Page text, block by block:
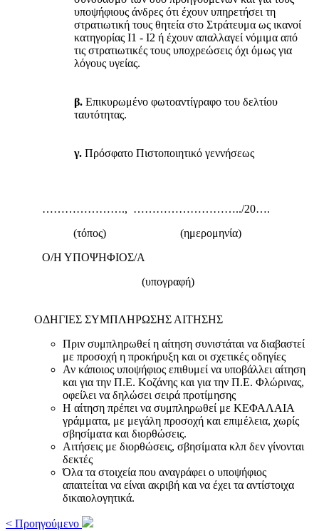
υποψήφιους άνδρες ότι έχουν υπηρετήσει τη
στρατιωτική τους θητεία στο Στράτευμα ως ικανοί
κατηγορίας Ι1 - Ι2 ή έχουν απαλλαγεί νόμιμα από
τις στρατιωτικές τους υποχρεώσεις όχι όμως για
λόγους υγείας.
β. Επικυρωμένο φωτοαντίγραφο του δελτίου
ταυτότητας.
γ. Πρόσφατο Πιστοποιητικό γεννήσεως
…………………., ………………………../20….
(τόπος) (ημερομηνία)
Ο/Η ΥΠΟΨΗΦΙΟΣ/Α
(υπογραφή)
ΟΔΗΓΙΕΣ ΣΥΜΠΛΗΡΩΣΗΣ ΑΙΤΗΣΗΣ
Πριν συμπληρωθεί η αίτηση συνιστάται να διαβαστεί
με προσοχή η προκήρυξη και οι σχετικές οδηγίες
Αν κάποιος υποψήφιος επιθυμεί να υποβάλλει αίτηση
και για την Π.Ε. Κοζάνης και για την Π.Ε. Φλώρινας,
οφείλει να δηλώσει σειρά προτίμησης
Η αίτηση πρέπει να συμπληρωθεί με ΚΕΦΑΛΑΙΑ
γράμματα, με μεγάλη προσοχή και επιμέλεια, χωρίς
σβησίματα και διορθώσεις.
Αιτήσεις με διορθώσεις, σβησίματα κλπ δεν γίνονται
δεκτές
Όλα τα στοιχεία που αναγράφει ο υποψήφιος
απαιτείται να είναι ακριβή και να έχει τα αντίστοιχα
δικαιολογητικά.
< Προηγούμενο